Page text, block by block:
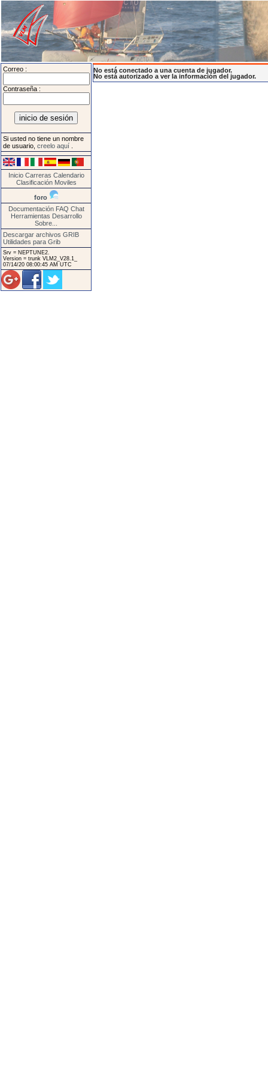
Correo :
Contraseña :
Si usted no tiene un nombre
de usuario, creelo aquí
Inicio Carreras Calendario
Clasificación Moviles
foro
Documentación FAQ Chat
Herramientas Desarrollo
Sobre...
Descargar archivos GRIB
Utilidades para Grib
Srv = NEPTUNE2.
Version = trunk VLM2_V28.1_
07/14/20 08:00:45 AM UTC
No está conectado a una cuenta de jugador.
No está autorizado a ver la información del jugador.